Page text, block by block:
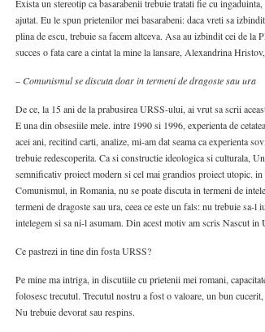
Exista un stereotip ca basarabenii trebuie tratati fie cu
ajutat. Eu le spun prietenilor mei basarabeni: daca vreti sa
plina de escu, trebuie sa facem altceva. Asa au izbindit cei de la
succes o fata care a cintat la mine la lansare, Alexandrina
– Comunismul se discuta doar in termeni de dragoste sau ura
De ce, la 15 ani de la prabusirea URSS-ului, ai vrut sa scrii
E una din obsesiile mele. intre 1990 si 1996, experienta de
acei ani, recitind carti, analize, mi-am dat seama ca experienta
trebuie redescoperita. Ca si constructie ideologica si culturala,
semnificativ proiect modern si cel mai grandios proiect utopic.
Comunismul, in Romania, nu se poate discuta in termeni de
termeni de dragoste sau ura, ceea ce este un fals: nu trebuie
intelegem si sa ni-l asumam. Din acest motiv am scris Nascut in
Ce pastrezi in tine din fosta URSS?
Pe mine ma intriga, in discutiile cu prietenii mei romani,
folosesc trecutul. Trecutul nostru a fost o valoare, un bun
Nu trebuie devorat sau respins.